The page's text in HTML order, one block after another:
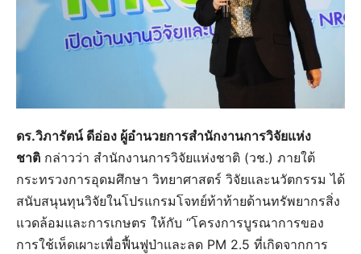
ดร.วิภารัตน์ ดีอ่อง ผู้อำนวยการสำนักงานการวิจัยแห่ง
ชาติ กล่าวว่า สำนักงานการวิจัยแห่งชาติ (วช.) ภายใต้
กระทรวงการอุดมศึกษา วิทยาศาสตร์ วิจัยและนวัตกรรม ได้
สนับสนุนทุนวิจัยในโปรแกรมโจทย์ท้าท้ายด้านทรัพยากรสิ่ง
แวดล้อมและการเกษตร ให้กับ “โครงการบูรณาการของ
การใช้เห็ดเผาะเพื่อฟื้นฟูป่าและลด PM 2.5 ที่เกิดจากการ